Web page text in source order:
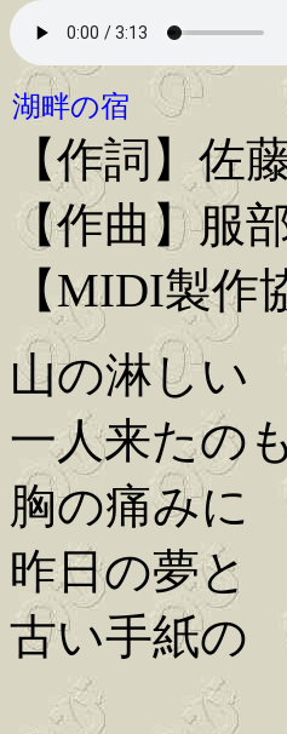
湖畔の宿
【作詞】
【作曲】服
【MIDI製
山の淋しい
一人来たの
胸の痛みに
昨日の夢と
古い手紙の